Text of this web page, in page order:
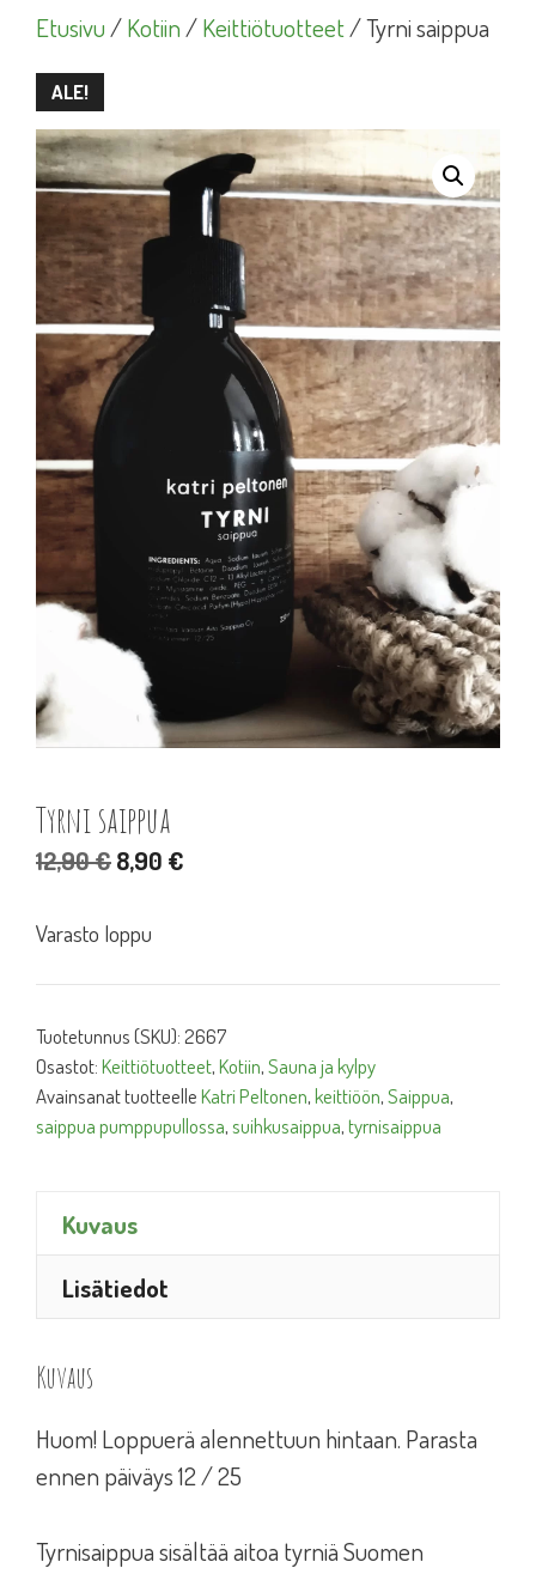
Etusivu/Kotiin/Keittiötuotteet/ Tyrni saippua
ALE!
Tyrni saippua
12,90€Alkuperäinen
oli:
8,90 €
Varasto loppu
Tuotetunnus (SKU):2667
Osastot:Keittiötuotteet,Kotiin,Sauna ja kylpy
Avainsanat tuotteelleKatri Peltonen,keittiöön,Saippua,
saippua pumppupullossa,suihkusaippua,tyrnisaippua
Kuvaus
Lisätiedot
Kuvaus
Huom! Loppuerä alennettuun hintaan. Parasta
ennen päiväys 12 / 25
Tyrnisaippua sisältää aitoa tyrniä Suomen